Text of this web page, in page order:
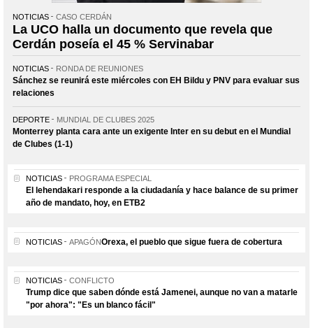
NOTICIAS CASO CERDÁN
La UCO halla un documento que revela que
Cerdán poseía el 45 % Servinabar
NOTICIAS RONDA DE REUNIONES
Sánchez se reunirá este miércoles con EH Bildu y PNV para evaluar sus
relaciones
DEPORTE MUNDIAL DE CLUBES 2025
Monterrey planta cara ante un exigente Inter en su debut en el Mundial
de Clubes (1-1)
NOTICIAS PROGRAMA ESPECIAL
El lehendakari responde a la ciudadanía y hace balance de su primer
año de mandato, hoy, en ETB2
NOTICIAS APAGÓNOrexa, el pueblo que sigue fuera de cobertura
NOTICIAS CONFLICTO
Trump dice que saben dónde está Jamenei, aunque no van a matarle
"por ahora": "Es un blanco fácil"